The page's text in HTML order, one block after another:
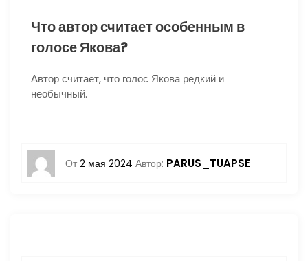
Что автор считает особенным в
голосе Якова?
Автор считает, что голос Якова редкий и
необычный.
От 2 мая 2024 Автор: PARUS_TUAPSE